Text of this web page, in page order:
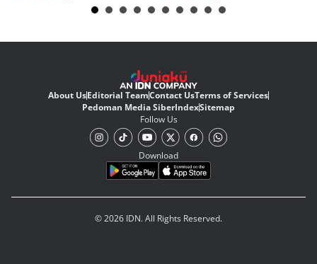
About UsEditorial TeamContact UsTerms of Services
Pedoman Media SiberIndexSitemap
Follow Us
Download
© 2026 IDN. All Rights Reserved.